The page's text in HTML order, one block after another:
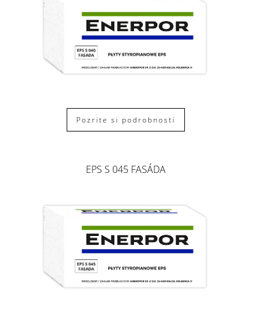
Pozrite si podrobnosti
EPS S 045 FASÁDA